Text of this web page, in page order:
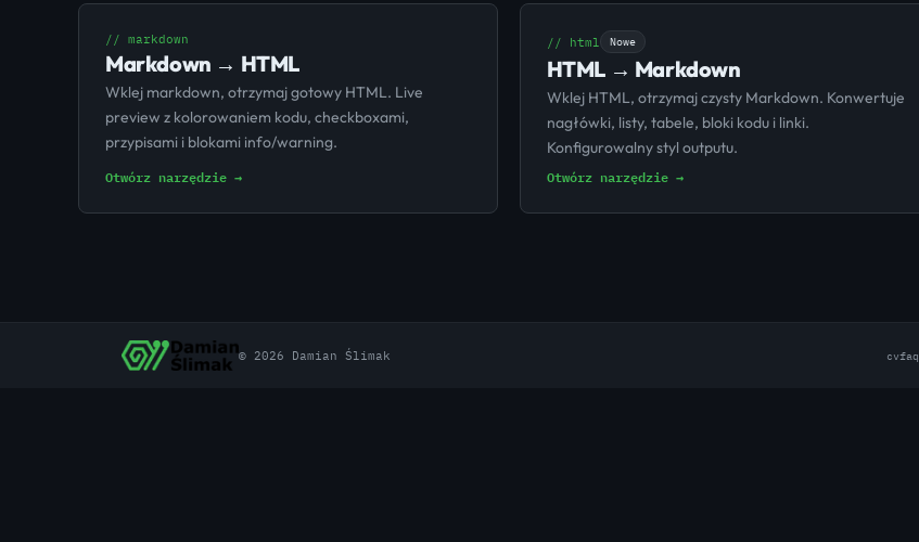
// markdown
Markdown → HTML
Wklej markdown, otrzymaj gotowy HTML. Live
preview z kolorowaniem kodu, checkboxami,
przypisami i blokami info/warning.
Otwórz narzędzie →
// html Nowe
HTML → Markdown
Wklej HTML, otrzymaj czysty Markdown. Konwertuje
nagłówki, listy, tabele, bloki kodu i linki.
Konfigurowalny styl outputu.
Otwórz narzędzie →
© 2026 Damian Ślimak cvfaq